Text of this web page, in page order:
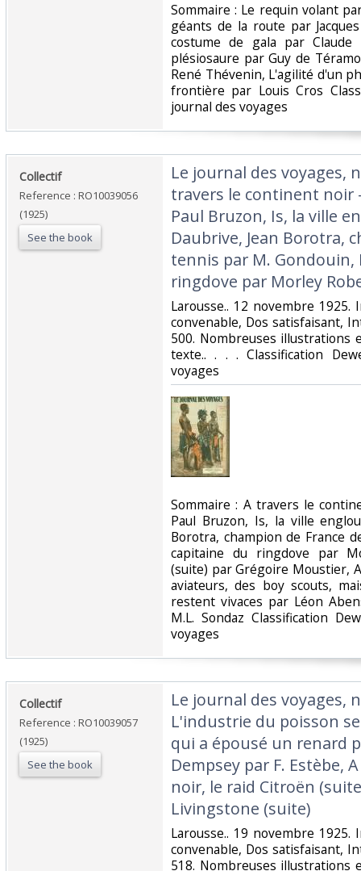
‎Sommaire : Le requin volant
géants de la route par
costume de gala par
plésiosaure par Guy de
René Thévenin, L'agilité d'un
frontière par Louis Cros
journal des voyages‎
‎Collectif‎
Reference : RO10039056
(1925)
See the book
‎Le journal des voyages,
travers le continent noir
Paul Bruzon, Is, la ville
Daubrive, Jean Borotra,
tennis par M. Gondouin,
ringdove par Morley
‎Larousse.. 12 novembre 1925.
convenable, Dos satisfaisant,
500. Nombreuses
texte.. . . . Classification
voyages‎
‎Sommaire : A travers le
Paul Bruzon, Is, la ville
Borotra, champion de France
capitaine du ringdove par
(suite) par Grégoire Moustier,
aviateurs, des boy scouts,
restent vivaces par Léon
M.L. Sondaz Classification
voyages‎
‎Collectif‎
Reference : RO10039057
(1925)
See the book
‎Le journal des voyages,
L'industrie du poisson
qui a épousé un renard
Dempsey par F. Estèbe,
noir, le raid Citroën
Livingstone (suite)‎
‎Larousse.. 19 novembre 1925.
convenable, Dos satisfaisant,
518. Nombreuses